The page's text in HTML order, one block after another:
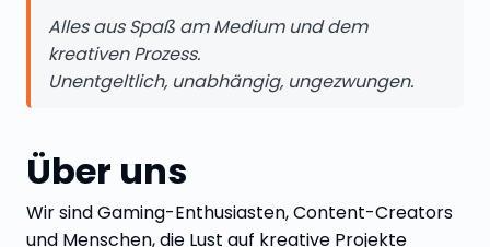
Alles aus Spaß am Medium und dem
kreativen Prozess.
Unentgeltlich, unabhängig, ungezwungen.
Über uns
Wir sind Gaming-Enthusiasten, Content-Creators
und Menschen, die Lust auf kreative Projekte